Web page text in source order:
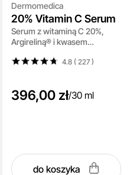
Dermomedica
20% Vitamin C Serum
Serum z witaminą C 20%,
Argireliną® i kwasem
4.8 ( 227)
396,00 zł/30 ml
do koszyka